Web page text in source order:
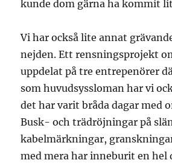
kunde dom gärna ha kommit
Vi har också lite annat
nejden. Ett rensningsprojekt
uppdelat på tre entrepenörer
som huvudsyssloman har vi
det har varit bråda dagar med
Busk- och trädröjningar på
kabelmärkningar,
med mera har inneburit en hel